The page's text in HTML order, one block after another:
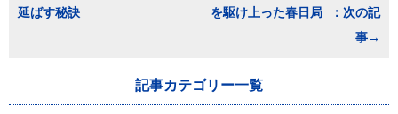
ビ
延ばす秘訣
を駆け上った春日局
記事カテゴリー一覧